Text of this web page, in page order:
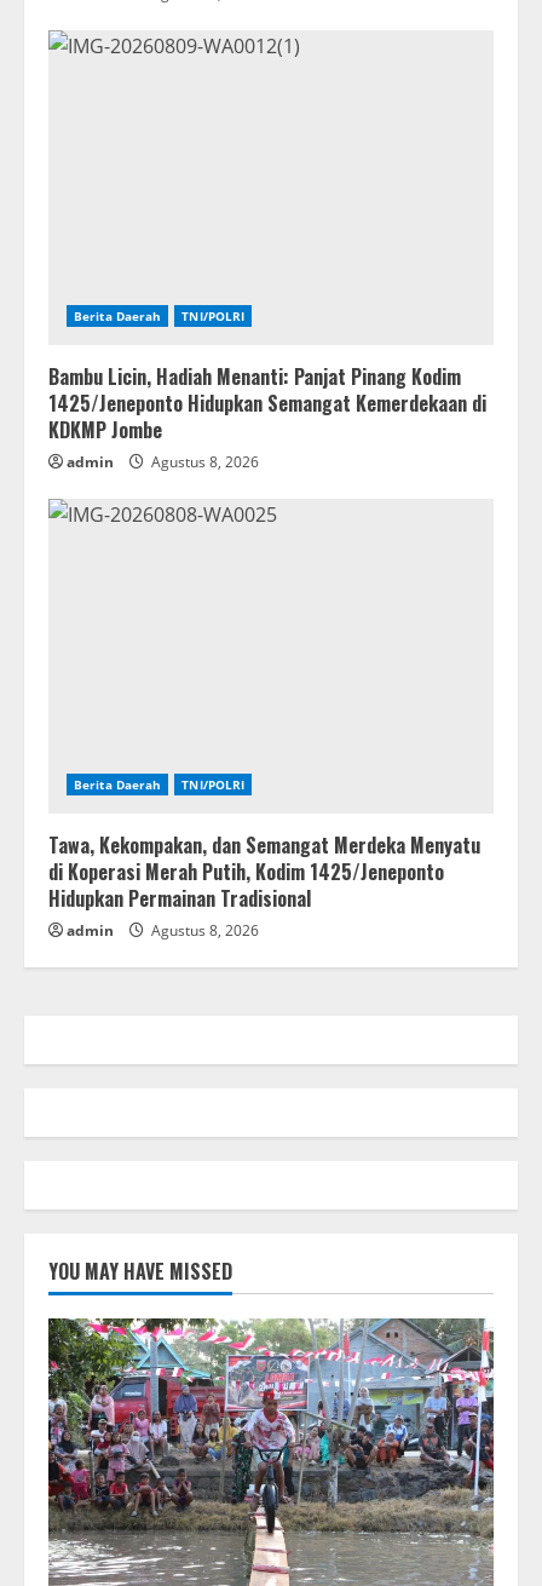
Berita Daerah TNI/POLRI
Bambu Licin, Hadiah Menanti: Panjat Pinang Kodim
1425/Jeneponto Hidupkan Semangat Kemerdekaan di
KDKMP Jombe
admin Agustus 8, 2026
Berita Daerah TNI/POLRI
Tawa, Kekompakan, dan Semangat Merdeka Menyatu
di Koperasi Merah Putih, Kodim 1425/Jeneponto
Hidupkan Permainan Tradisional
admin Agustus 8, 2026
YOU MAY HAVE MISSED